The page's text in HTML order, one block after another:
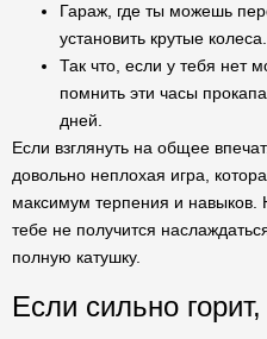
Гараж, где ты можешь
установить крутые
Так что, если у тебя нет
помнить эти часы
дней.
Если взглянуть на общее
довольно неплохая игра,
максимум терпения и
тебе не получится
полную катушку.
Если сильно